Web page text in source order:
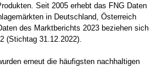
Seit 2005 erhebt das FNG Daten
in Deutschland, Österreich
des Marktberichts 2023 beziehen sich
(Stichtag 31.12.2022).
erneut die häufigsten nachhaltigen